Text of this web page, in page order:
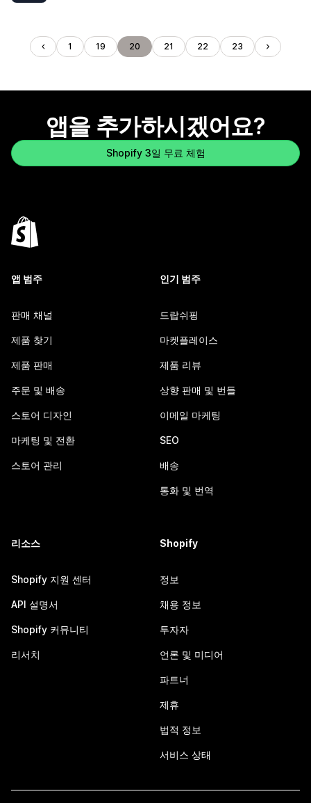
1 19 20 21 22 23
앱을 추가하시겠어요?
Shopify 3일 무료 체험
앱 범주
판매 채널
제품 찾기
제품 판매
주문 및 배송
스토어 디자인
마케팅 및 전환
스토어 관리
인기 범주
드랍쉬핑
마켓플레이스
제품 리뷰
상향 판매 및 번들
이메일 마케팅
SEO
배송
통화 및 번역
리소스
Shopify 지원 센터
API 설명서
Shopify 커뮤니티
리서치
Shopify
정보
채용 정보
투자자
언론 및 미디어
파트너
제휴
법적 정보
서비스 상태